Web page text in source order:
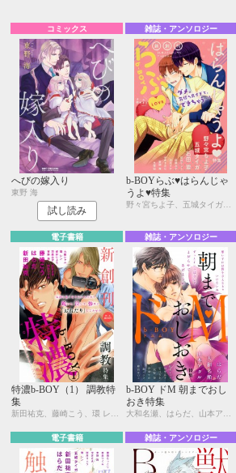
コミックス
へびの嫁入り
東野 海
試し読み
雑誌・アンソロジー
b-BOYらぶ♥はらんじゃ
うよ♥特集
野々宮ちよ子、五城タイガ、石田 要、桜井りょう、羽柴みず、柊みずか、かゆまみむ、東野 海、久保田
電子書籍
特濃b-BOY（1） 調教特
集
雑誌・アンソロジー
b-BOY ドM 朝までおし
おき特集
電子書籍 雑誌・アンソロジー